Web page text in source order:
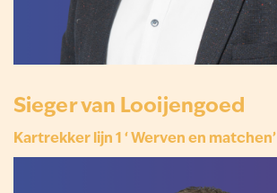
Sieger van Looijengoed
Kartrekker lijn 1 ‘ Werven en matchen’